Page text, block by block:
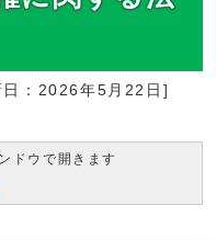
： 2026年5月22日 ]
ドウで開きます